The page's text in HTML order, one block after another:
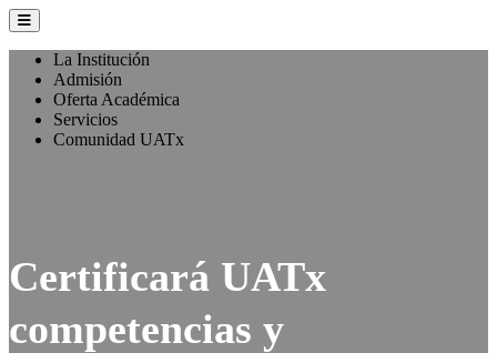
La Institución
Admisión
Oferta Académica
Servicios
Comunidad UATx
Certificará UATx
competencias y